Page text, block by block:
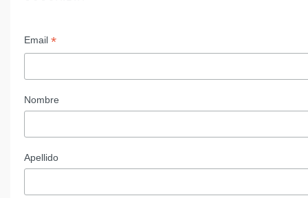
Email *
Nombre
Apellido